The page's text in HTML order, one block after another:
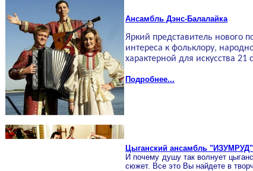
Ансамбль Дэнс-Балалайка
Яркий представитель нового
интереса к фольклору,
характерной для искусства 21
Подробнее...
Цыганский ансамбль "ИЗУМРУД"
И почему душу так волнует
сюжет. Все это Вы найдете в